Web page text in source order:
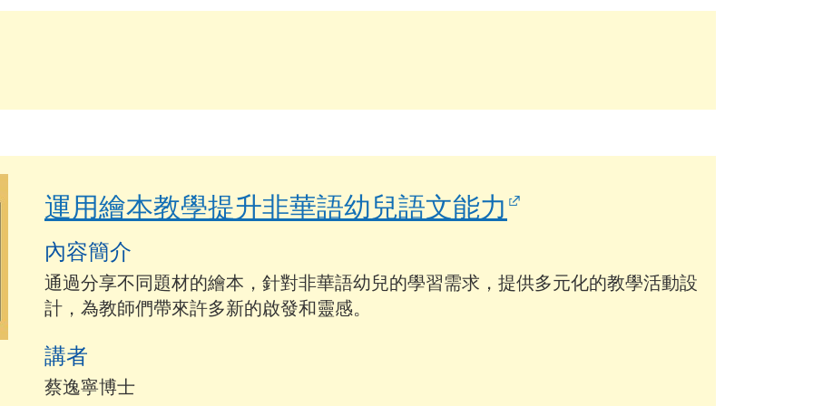
運用繪本教學提升非華語幼兒語文能力
內容簡介
通過分享不同題材的繪本，針對非華語幼兒的學習需求，提供多元化的教學活動設
計，為教師們帶來許多新的啟發和靈感。
講者
蔡逸寧博士